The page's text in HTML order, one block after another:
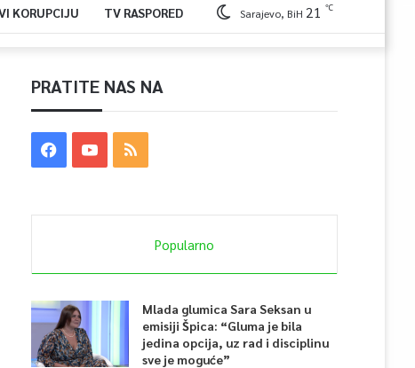
KORUPCIJU TV RASPORED Sarajevo, BiH 21 ℃
PRATITE NAS NA
Popularno
Mlada glumica Sara Seksan u
emisiji Špica: “Gluma je bila
jedina opcija, uz rad i disciplinu
sve je moguće”